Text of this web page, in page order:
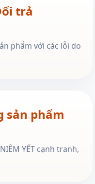
trả
phẩm với các lỗi do
sản phẩm
YẾT cạnh tranh,